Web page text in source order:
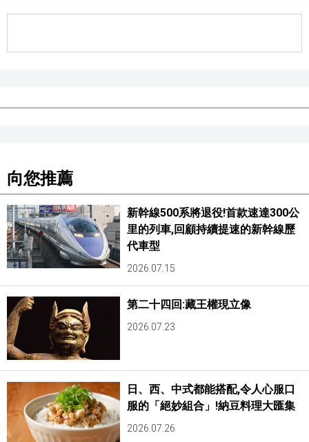
家庭
醫療健康
編輯部通知
向您推薦
新幹線500系將退役!首款速達300公
里的列車,回顧持續提速的新幹線歷
代車型
2026.07.15
第二十四回:藏王權現立像
2026.07.23
日、西、中式都能搭配,令人心服口
服的「絕妙組合」!納豆料理大匯集
2026.07.26